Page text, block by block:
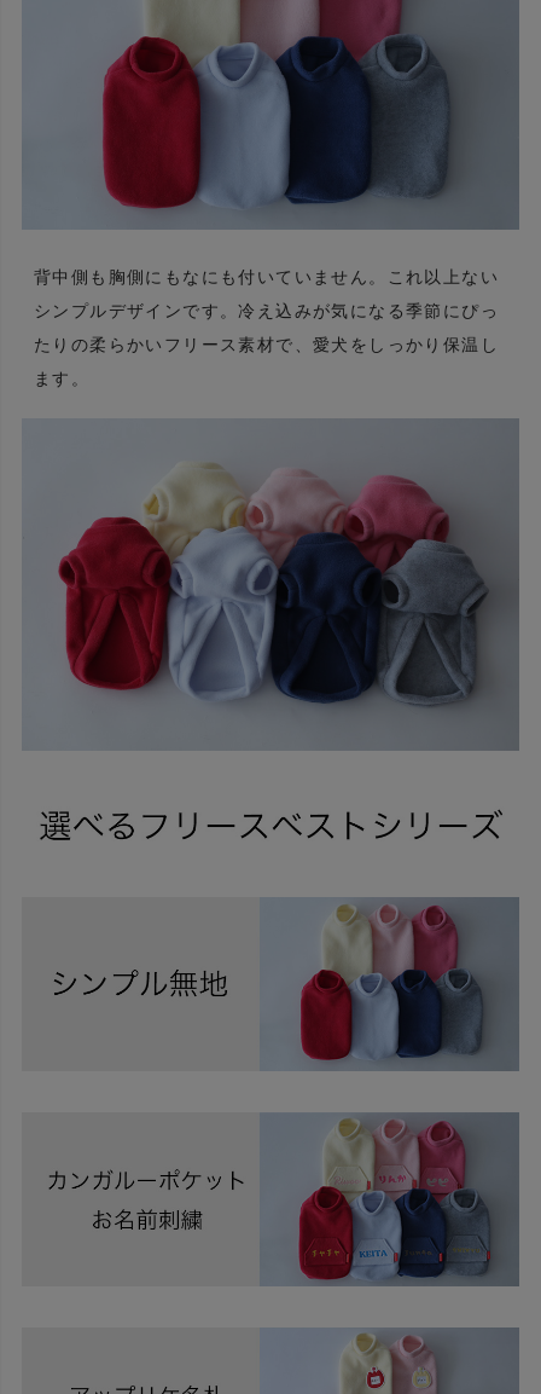
背中側も胸側にもなにも付いていません。これ以上ない
シンプルデザインです。冷え込みが気になる季節にぴっ
たりの柔らかいフリース素材で、愛犬をしっかり保温し
ます。